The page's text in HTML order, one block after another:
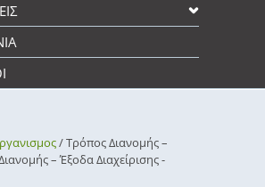
/Τρόπος Διανομής –
– Έξοδα Διαχείρισης -